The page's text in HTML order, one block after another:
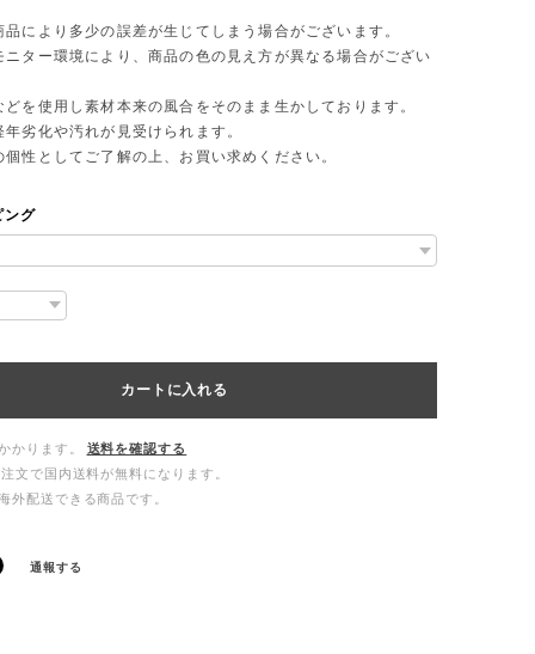
品により多少の誤差が生じてしまう場合がございます。
ニター環境により、商品の色の見え方が異なる場合がござい
どを使用し素材本来の風合をそのまま生かしております。
劣化や汚れが見受けられます。
性としてご了解の上、お買い求めください。
ング
カートに入れる
かります。
送料を確認する
文で国内送料が無料になります。
外配送できる商品です。
通報する